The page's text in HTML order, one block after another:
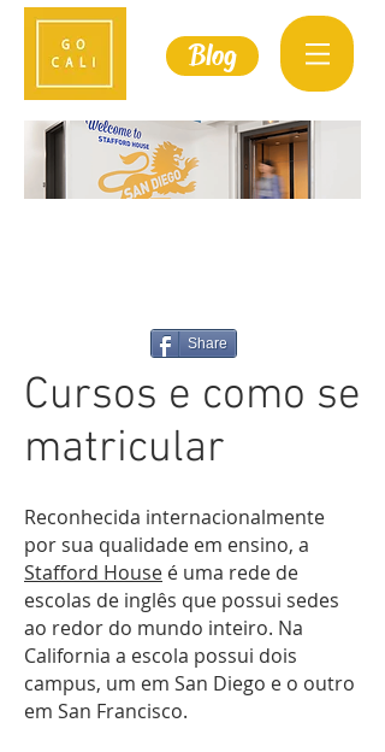
Blog
Share
Cursos e como se
matricular
Reconhecida internacionalmente
por sua qualidade em ensino, a
Stafford House é uma rede de
escolas de inglês que possui sedes
ao redor do mundo inteiro. Na
California a escola possui dois
campus, um em San Diego e o outro
em San Francisco.